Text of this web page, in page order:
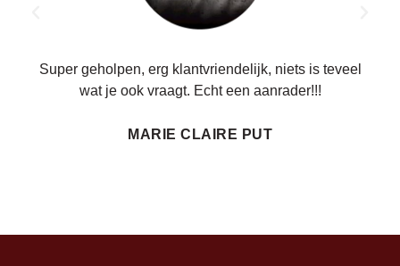
Super geholpen, erg klantvriendelijk, niets is teveel
wat je ook vraagt. Echt een aanrader!!!
MARIE CLAIRE PUT